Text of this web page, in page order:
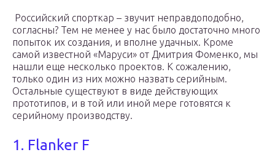
Российский спорткар – звучит неправдоподобно,
согласны? Тем не менее у нас было достаточно много
попыток их создания, и вполне удачных. Кроме
самой известной «Маруси» от Дмитрия Фоменко, мы
нашли еще несколько проектов. К сожалению,
только один из них можно назвать серийным.
Остальные существуют в виде действующих
прототипов, и в той или иной мере готовятся к
серийному производству.
1. Flanker F